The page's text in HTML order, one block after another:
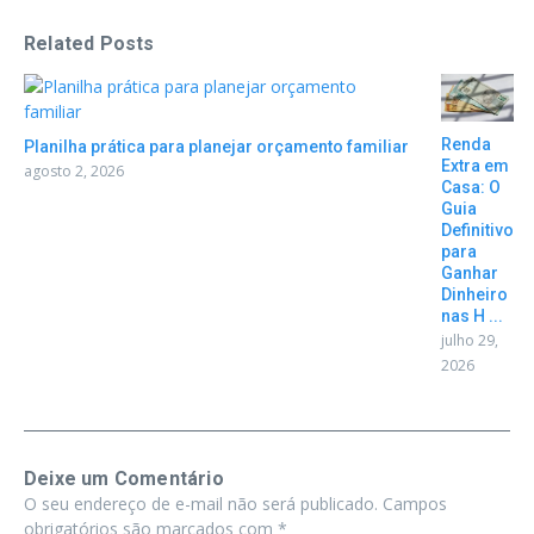
Related Posts
Planilha prática para planejar orçamento familiar
agosto 2, 2026
Renda
Extra em
Casa: O
Guia
Definitivo
para
Ganhar
Dinheiro
nas H ...
julho 29,
2026
Deixe um Comentário
O seu endereço de e-mail não será publicado. Campos
obrigatórios são marcados com *